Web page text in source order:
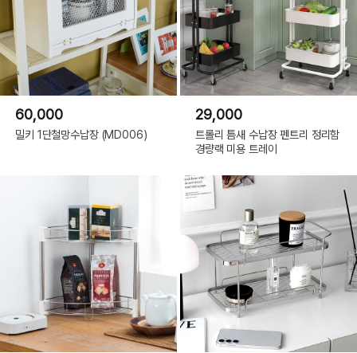
60,000
밀키 1단철망수납장 (MD006)
29,000
트롤리 틈새 수납장 펜트리 정리함
경량랙 미용 트레이